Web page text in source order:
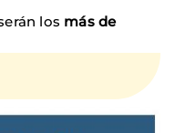
los más de